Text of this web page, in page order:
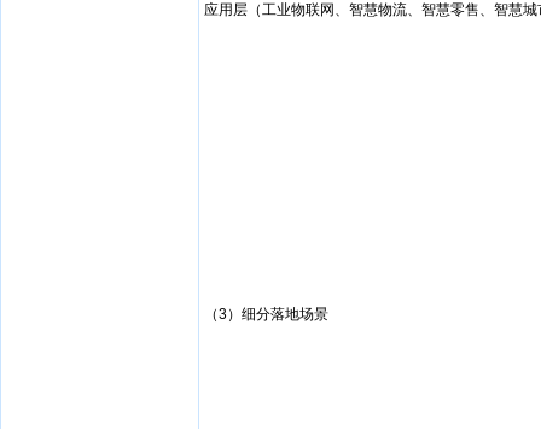
应用层（工业物联网、智慧物流、智慧零售、智慧
（3）细分落地场景